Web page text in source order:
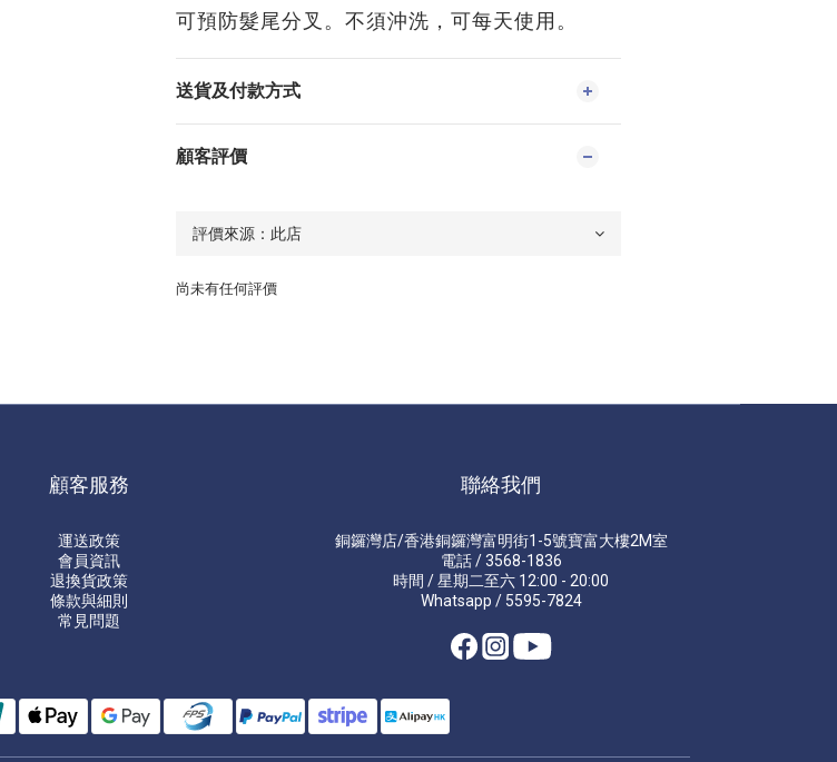
可預防髮尾分叉。不須沖洗，可每天使用。
送貨及付款方式
顧客評價
尚未有任何評價
顧客服務
運送政策
會員資訊
退換貨政策
條款與細則
常見問題
聯絡我們
銅鑼灣店/香港銅鑼灣富明街1-5號寶富大樓2M室
電話 / 3568-1836
時間 / 星期二至六 12:00 - 20:00
Whatsapp / 5595-7824